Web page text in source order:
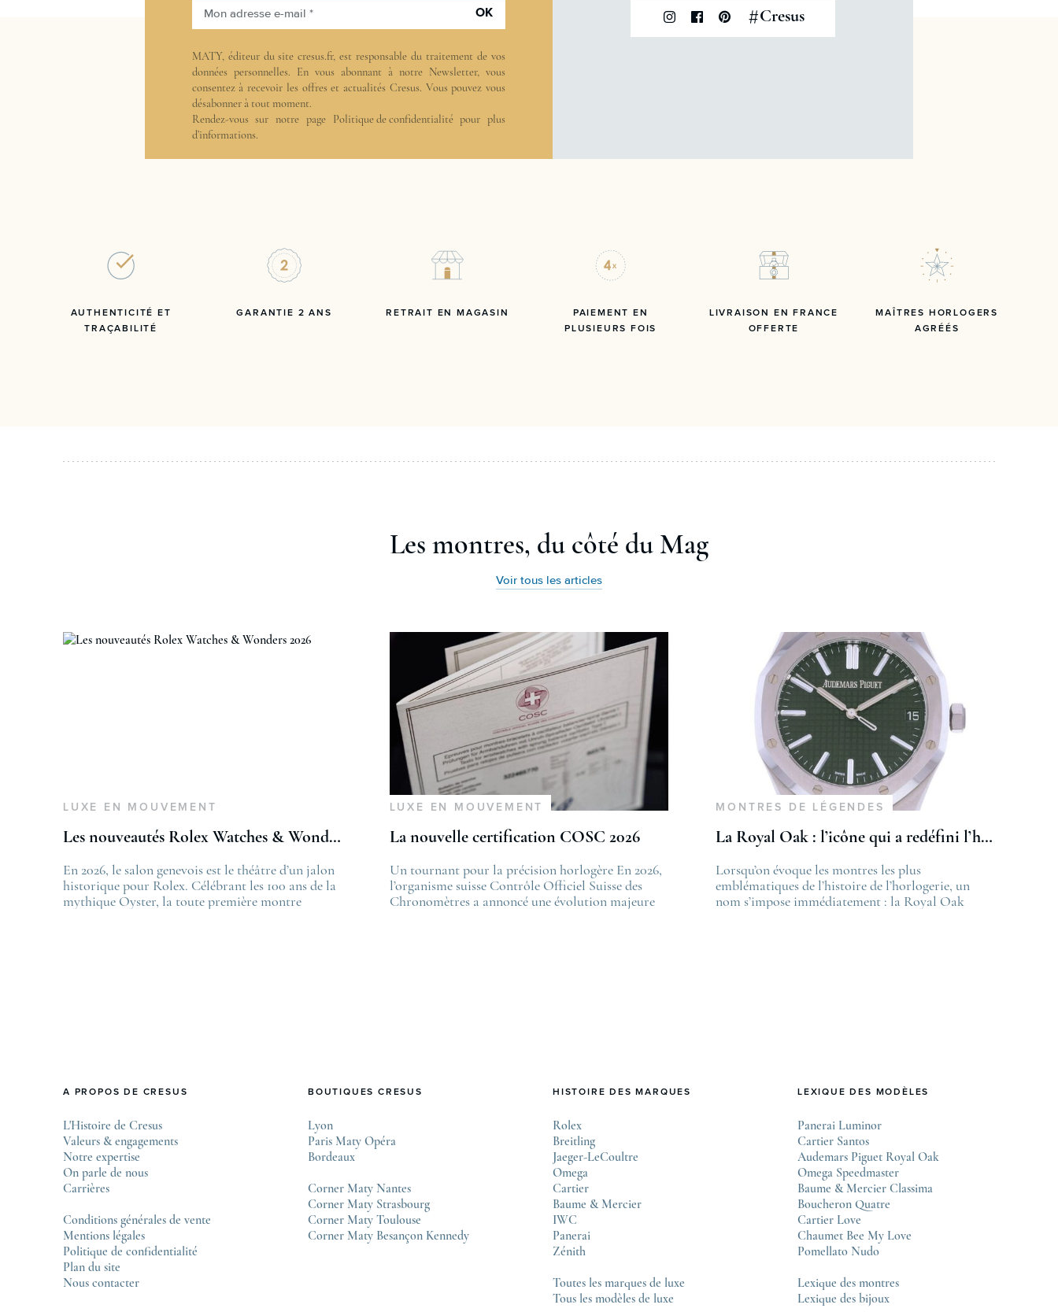
Mon adresse e-mail * OK
MATY, éditeur du site cresus.fr, est responsable du traitement de vos
données personnelles. En vous abonnant à notre Newsletter, vous
consentez à recevoir les offres et actualités Cresus. Vous pouvez vous
désabonner à tout moment.
Rendez-vous sur notre page Politique de confidentialitépour plus
d’informations.
#Cresus
AUTHENTICITÉ ET
TRAÇABILITÉ
GARANTIE 2 ANS RETRAIT EN MAGASIN
PAIEMENT EN
PLUSIEURS FOIS
LIVRAISON EN FRANCE
OFFERTE
MAÎTRES HORLOGERS
AGRÉÉS
Les montres, du côté du Mag
Voir tous les articles
LUXE EN MOUVEMENT
Les nouveautés Rolex Watches & Wonders 2026
En 2026, le salon genevois est le théâtre d’un jalon
historique pour Rolex. Célébrant les 100 ans de la
mythique Oyster, la toute première montre
Les nouveautés Rolex Watches & Wonders 2026
first appeared on
LUXE EN MOUVEMENT
La nouvelle certification COSC 2026
Un tournant pour la précision horlogère En 2026,
l’organisme suisse Contrôle Officiel Suisse des
Chronomètres a annoncé une évolution majeure
La nouvelle certification COSC 2026
first appeared on
MONTRES DE LÉGENDES
La Royal Oak : l’icône qui a redéfini l’horlogerie de luxe
Lorsqu’on évoque les montres les plus
emblématiques de l’histoire de l’horlogerie, un
nom s’impose immédiatement : la Royal Oak
A PROPOS DE CRESUS
L'Histoire de Cresus
Valeurs & engagements
Notre expertise
On parle de nous
Carrières
Conditions générales de vente
Mentions légales
Politique de confidentialité
Plan du site
Nous contacter
BOUTIQUES CRESUS
Lyon
Paris Maty Opéra
Bordeaux
Corner Maty Nantes
Corner Maty Strasbourg
Corner Maty Toulouse
Corner Maty Besançon Kennedy
HISTOIRE DES MARQUES
Rolex
Breitling
Jaeger-LeCoultre
Omega
Cartier
Baume & Mercier
IWC
Panerai
Zénith
Toutes les marques de luxe
Tous les modèles de luxe
LEXIQUE DES MODÈLES
Panerai Luminor
Cartier Santos
Audemars Piguet Royal Oak
Omega Speedmaster
Baume & Mercier Classima
Boucheron Quatre
Cartier Love
Chaumet Bee My Love
Pomellato Nudo
Lexique des montres
Lexique des bijoux